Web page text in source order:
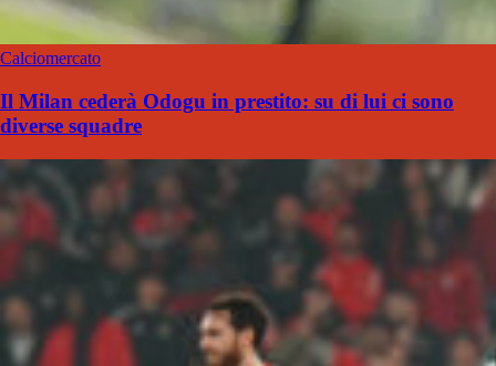
Calciomercato
Il Milan cederà Odogu in prestito: su di lui ci sono
diverse squadre